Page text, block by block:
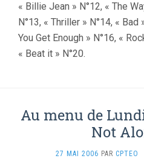
« Billie Jean » N°12, « The
N°13, « Thriller » N°14, « Bad
You Get Enough » N°16, «
« Beat it » N°20.
Au menu de
Not
27 MAI 2006 PAR CPTEO